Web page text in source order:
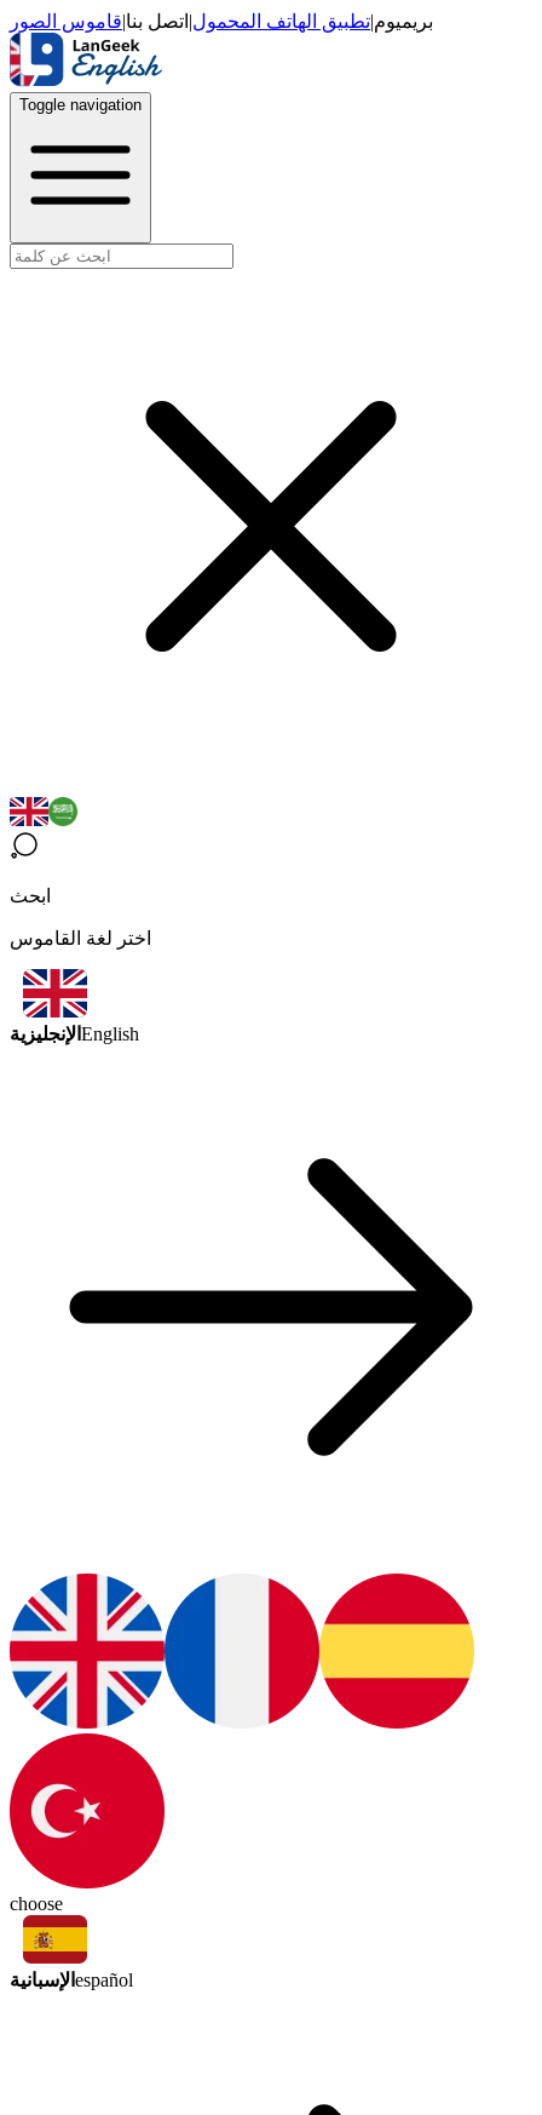
بريميوم|تطبيق الهاتف المحمول| اتصل بنا|قاموس الصور
Toggle navigation
ابحث
اختر لغة القاموس
الإنجليزية English
choose
الإسبانية español